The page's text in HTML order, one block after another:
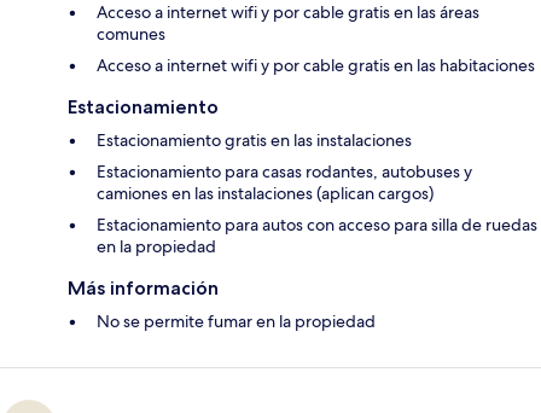
Acceso a internet wifi y por cable gratis en las áreas
comunes
Acceso a internet wifi y por cable gratis en las habitaciones
Estacionamiento
Estacionamiento gratis en las instalaciones
Estacionamiento para casas rodantes, autobuses y
camiones en las instalaciones (aplican cargos)
Estacionamiento para autos con acceso para silla de ruedas
en la propiedad
Más información
No se permite fumar en la propiedad